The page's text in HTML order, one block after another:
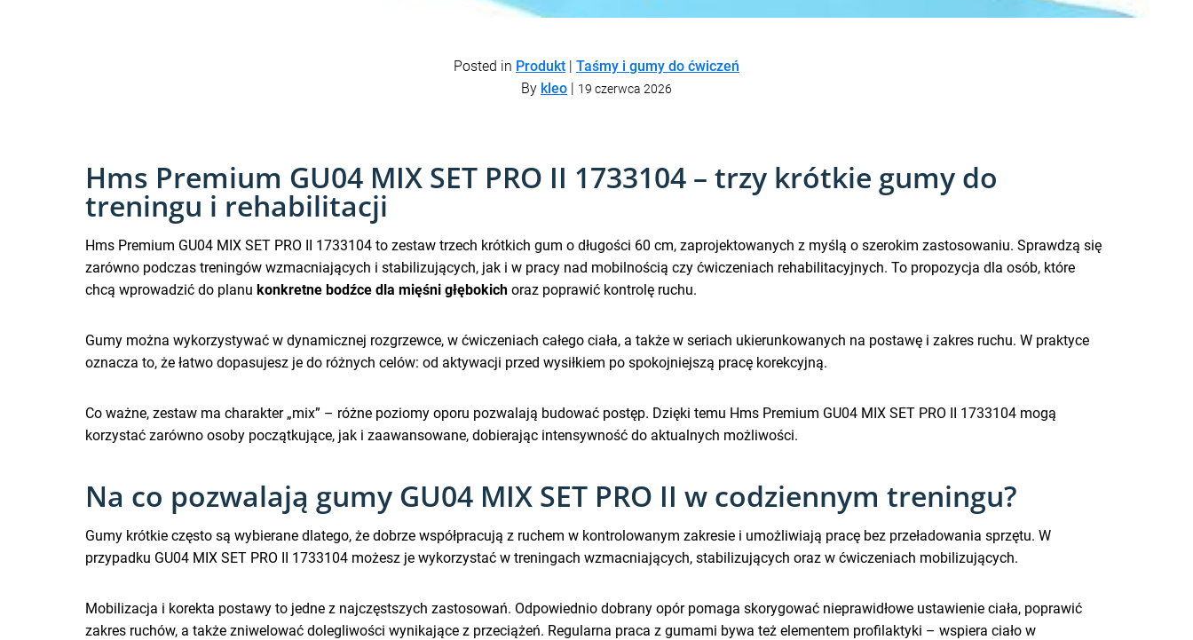
Posted in Produkt | Taśmy i gumy do ćwiczeń
By kleo | 19 czerwca 2026
Hms Premium GU04 MIX SET PRO II 1733104 – trzy krótkie gumy do
treningu i rehabilitacji
Hms Premium GU04 MIX SET PRO II 1733104 to zestaw trzech krótkich gum o długości 60 cm, zaprojektowanych z myślą o szerokim zastosowaniu. Sprawdzą się
zarówno podczas treningów wzmacniających i stabilizujących, jak i w pracy nad mobilnością czy ćwiczeniach rehabilitacyjnych. To propozycja dla osób, które
chcą wprowadzić do planu konkretne bodźce dla mięśni głębokich oraz poprawić kontrolę ruchu.
Gumy można wykorzystywać w dynamicznej rozgrzewce, w ćwiczeniach całego ciała, a także w seriach ukierunkowanych na postawę i zakres ruchu. W praktyce
oznacza to, że łatwo dopasujesz je do różnych celów: od aktywacji przed wysiłkiem po spokojniejszą pracę korekcyjną.
Co ważne, zestaw ma charakter „mix” – różne poziomy oporu pozwalają budować postęp. Dzięki temu Hms Premium GU04 MIX SET PRO II 1733104 mogą
korzystać zarówno osoby początkujące, jak i zaawansowane, dobierając intensywność do aktualnych możliwości.
Na co pozwalają gumy GU04 MIX SET PRO II w codziennym treningu?
Gumy krótkie często są wybierane dlatego, że dobrze współpracują z ruchem w kontrolowanym zakresie i umożliwiają pracę bez przeładowania sprzętu. W
przypadku GU04 MIX SET PRO II 1733104 możesz je wykorzystać w treningach wzmacniających, stabilizujących oraz w ćwiczeniach mobilizujących.
Mobilizacja i korekta postawy to jedne z najczęstszych zastosowań. Odpowiednio dobrany opór pomaga skorygować nieprawidłowe ustawienie ciała, poprawić
zakres ruchów, a także zniwelować dolegliwości wynikające z przeciążeń. Regularna praca z gumami bywa też elementem profilaktyki – wspiera ciało w